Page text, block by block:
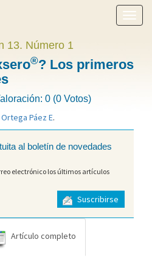
menú
13. Número 1
®? Los primeros
0 (0 Votos)
Ortega Páez E.
al boletín de novedades
electrónico los últimos artículos
Suscribirse
Artículo completo